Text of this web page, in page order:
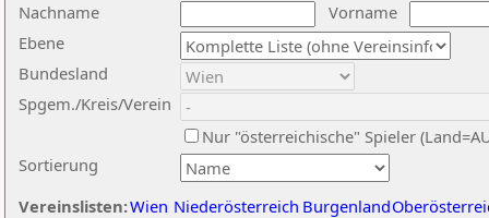
Nachname
Vorname
Ebene
Sortierung
Bundesland
Spgem./Kreis/Verein
Nur "österreichische" Spieler
Vereinslisten:Wien Niederösterreich Burgenland